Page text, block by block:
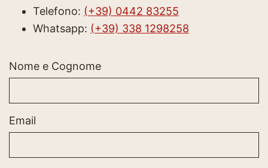
Telefono: (+39) 0442 83255
Whatsapp: (+39) 338 1298258
Nome e Cognome
Email